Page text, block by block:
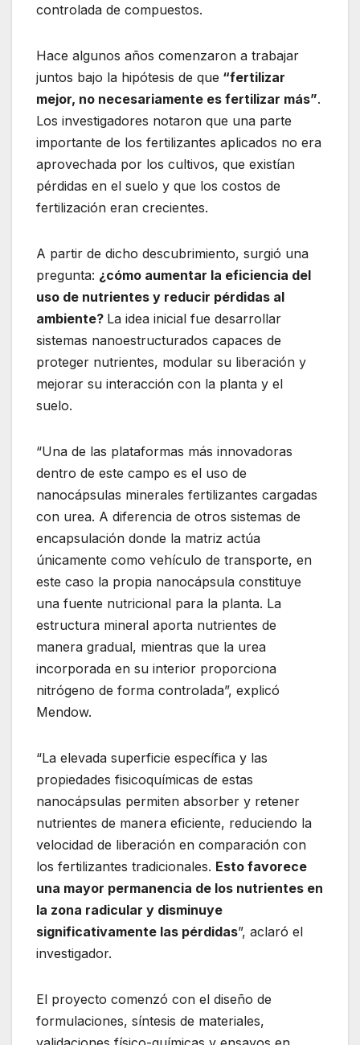
controlada de compuestos.
Hace algunos años comenzaron a trabajar
juntos bajo la hipótesis de que “fertilizar
mejor, no necesariamente es fertilizar más”.
Los investigadores notaron que una parte
importante de los fertilizantes aplicados no era
aprovechada por los cultivos, que existían
pérdidas en el suelo y que los costos de
fertilización eran crecientes.
A partir de dicho descubrimiento, surgió una
pregunta: ¿cómo aumentar la eficiencia del
uso de nutrientes y reducir pérdidas al
ambiente? La idea inicial fue desarrollar
sistemas nanoestructurados capaces de
proteger nutrientes, modular su liberación y
mejorar su interacción con la planta y el
suelo.
“Una de las plataformas más innovadoras
dentro de este campo es el uso de
nanocápsulas minerales fertilizantes cargadas
con urea. A diferencia de otros sistemas de
encapsulación donde la matriz actúa
únicamente como vehículo de transporte, en
este caso la propia nanocápsula constituye
una fuente nutricional para la planta. La
estructura mineral aporta nutrientes de
manera gradual, mientras que la urea
incorporada en su interior proporciona
nitrógeno de forma controlada”, explicó
Mendow.
“La elevada superficie específica y las
propiedades fisicoquímicas de estas
nanocápsulas permiten absorber y retener
nutrientes de manera eficiente, reduciendo la
velocidad de liberación en comparación con
los fertilizantes tradicionales. Esto favorece
una mayor permanencia de los nutrientes en
la zona radicular y disminuye
significativamente las pérdidas”, aclaró el
investigador.
El proyecto comenzó con el diseño de
formulaciones, síntesis de materiales,